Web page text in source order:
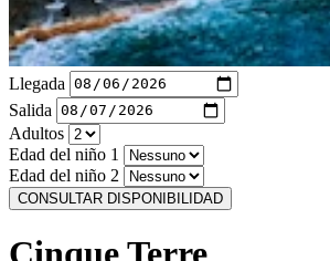
Llegada
Salida
Adultos
Edad del niño 1
Edad del niño 2
CONSULTAR DISPONIBILIDAD